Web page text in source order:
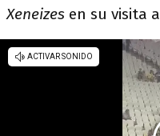
Xeneizes en su visita a